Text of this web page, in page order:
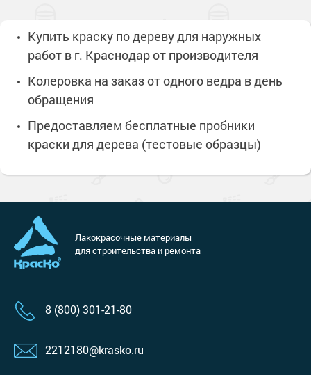
Купить краску по дереву для наружных
работ в г. Краснодар от производителя
Колеровка на заказ от одного ведра в день
обращения
Предоставляем бесплатные пробники
краски для дерева (тестовые образцы)
Лакокрасочные материалы
для строительства и ремонта
8 (800) 301-21-80
2212180@krasko.ru